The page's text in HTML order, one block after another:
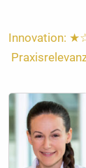
Innovation: